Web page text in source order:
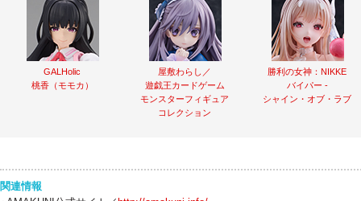
GALHolic
桃香（モモカ）
屋敷わらし／
遊戯王カードゲーム
モンスターフィギュア
コレクション
勝利の女神：NIKKE
バイパー -
シャイン・オブ・ラブ
関連情報